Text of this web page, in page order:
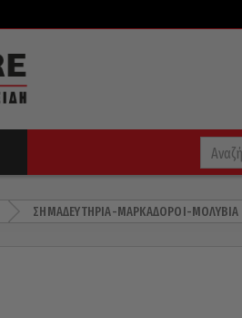
ΣΗΜΑΔΕΥΤΉΡΙΑ-ΜΑΡΚΑΔΌΡΟΙ-ΜΟΛΎΒΙΑ